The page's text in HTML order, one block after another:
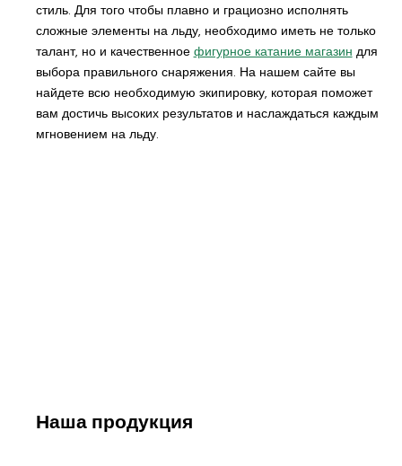
стиль. Для того чтобы плавно и грациозно исполнять
сложные элементы на льду, необходимо иметь не только
талант, но и качественное фигурное катание магазин для
выбора правильного снаряжения. На нашем сайте вы
найдете всю необходимую экипировку, которая поможет
вам достичь высоких результатов и наслаждаться каждым
мгновением на льду.
Наша продукция